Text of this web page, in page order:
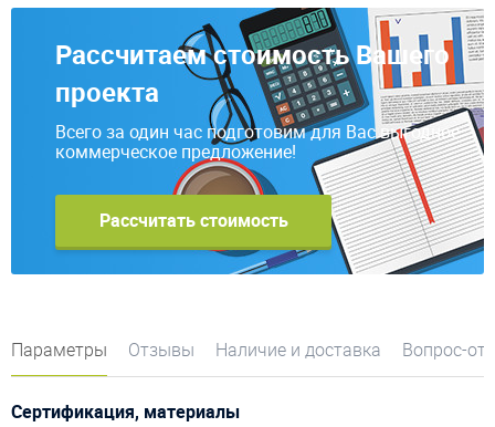
Рассчитаем стоимость Вашего
проекта
Всего за один час подготовим для Вас выгодное
коммерческое предложение!
Рассчитать стоимость
Параметры Отзывы Наличие и доставка Вопрос-
Сертификация, материалы